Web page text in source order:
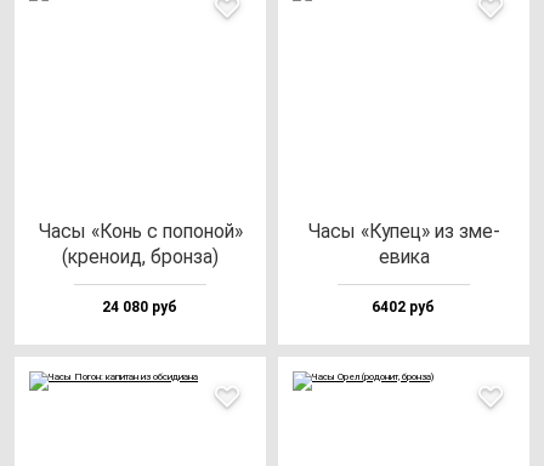
Часы «Конь с по­по­ной»
(кре­но­ид, брон­за)
24 080 руб
Часы «Купец» из зме­
еви­ка
6402 руб